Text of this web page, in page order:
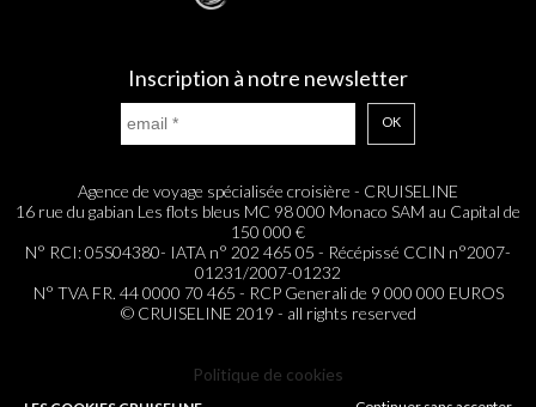
Inscription à notre newsletter
OK
Agence de voyage spécialisée croisière - CRUISELINE
16 rue du gabian Les flots bleus MC 98 000 Monaco SAM au Capital de
150 000 €
N° RCI: 05S04380- IATA n° 202 465 05 - Récépissé CCIN n°2007-
01231/2007-01232
N° TVA FR. 44 0000 70 465 - RCP Generali de 9 000 000 EUROS
© CRUISELINE 2019 - all rights reserved
Politique de cookies